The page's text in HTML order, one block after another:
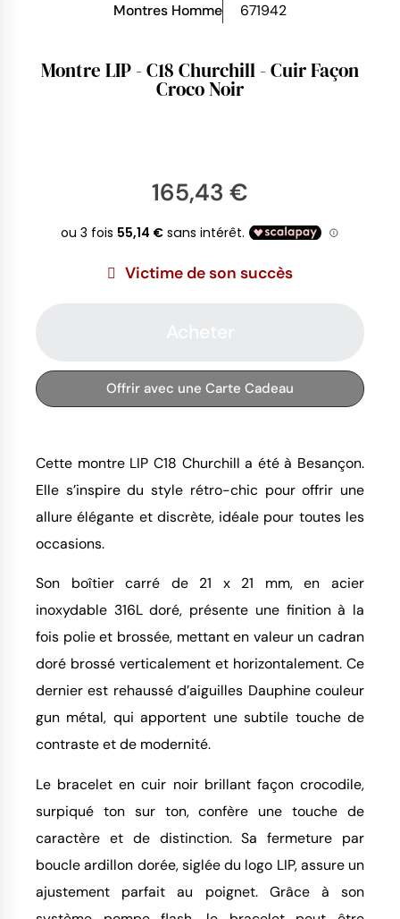
Montres Homme 671942
Montre LIP - C18 Churchill - Cuir Façon
Croco Noir
165,43 €
Victime de son succès
Offrir avec une Carte Cadeau
Cette montre LIP C18 Churchill a été à Besançon.
Elle s’inspire du style rétro-chic pour offrir une
allure élégante et discrète, idéale pour toutes les
occasions.
Son boîtier carré de 21 x 21 mm, en acier
inoxydable 316L doré, présente une finition à la
fois polie et brossée, mettant en valeur un cadran
doré brossé verticalement et horizontalement. Ce
dernier est rehaussé d’aiguilles Dauphine couleur
gun métal, qui apportent une subtile touche de
contraste et de modernité.
Le bracelet en cuir noir brillant façon crocodile,
surpiqué ton sur ton, confère une touche de
caractère et de distinction. Sa fermeture par
boucle ardillon dorée, siglée du logo LIP, assure un
ajustement parfait au poignet. Grâce à son